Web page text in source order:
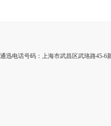
通迅电话号码：上海市武昌区武珞路45-6